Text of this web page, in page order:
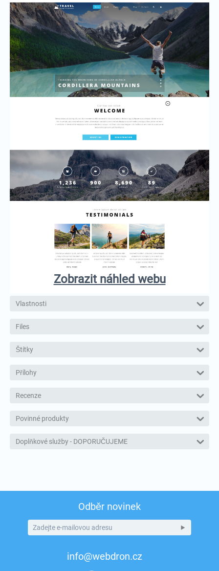
Zobrazit náhled webu
Vlastnosti
Files
Štítky
Přílohy
Recenze
Povinné produkty
Doplňkové služby - DOPORUČUJEME
Odběr novinek
info@webdron.cz